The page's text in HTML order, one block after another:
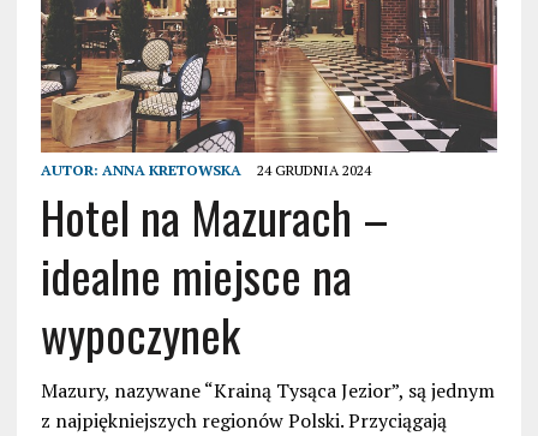
AUTOR: ANNA KRETOWSKA 24 GRUDNIA 2024
Hotel na Mazurach –
idealne miejsce na
wypoczynek
Mazury, nazywane “Krainą Tysąca Jezior”, są jednym
z najpiękniejszych regionów Polski. Przyciągają